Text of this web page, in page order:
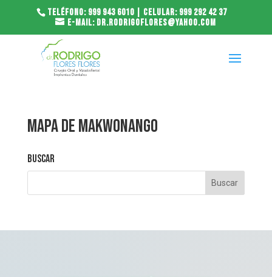
Teléfono: 999 943 6010 | Celular: 999 292 42 37
E-mail: dr.rodrigoflores@yahoo.com
Mapa de Makwonango
Buscar